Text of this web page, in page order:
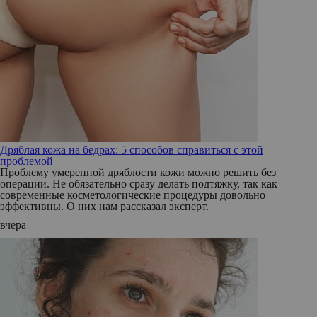
Дряблая кожа на бедрах: 5 способов справиться с этой
проблемой
Проблему умеренной дряблости кожи можно решить без
операции. Не обязательно сразу делать подтяжку, так как
современные косметологические процедуры довольно
эффективны. О них нам рассказал эксперт.
вчера